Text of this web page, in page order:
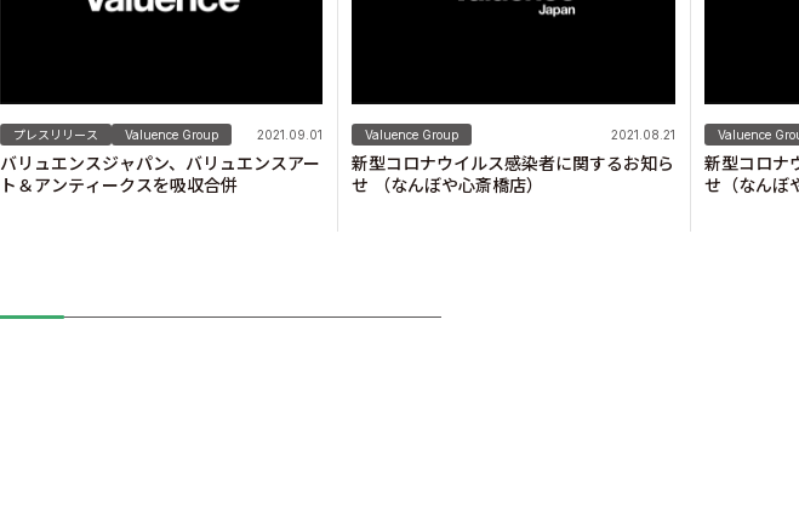
プレスリリース Valuence Group 2021.09.01
バリュエンスジャパン、バリュエンスアー
ト＆アンティークスを吸収合併
Valuence Group 2021.08.21
新型コロナウイルス感染者に関するお知ら
せ （なんぼや心斎橋店）
Valuence
新型コロナ
せ（なんぼ